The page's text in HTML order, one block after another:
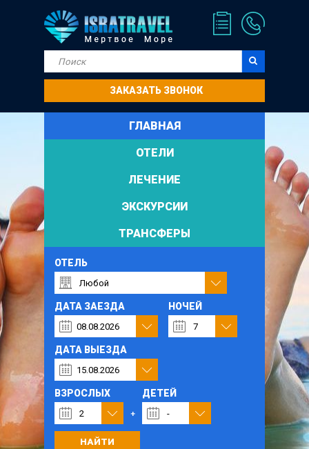
ЗАКАЗАТЬ ЗВОНОК
ГЛАВНАЯ
ОТЕЛИ
ЛЕЧЕНИЕ
ЭКСКУРСИИ
ТРАНСФЕРЫ
ОТЕЛЬ
ДАТА ЗАЕЗДА НОЧЕЙ
ДАТА ВЫЕЗДА
ВЗРОСЛЫХ ДЕТЕЙ
НАЙТИ